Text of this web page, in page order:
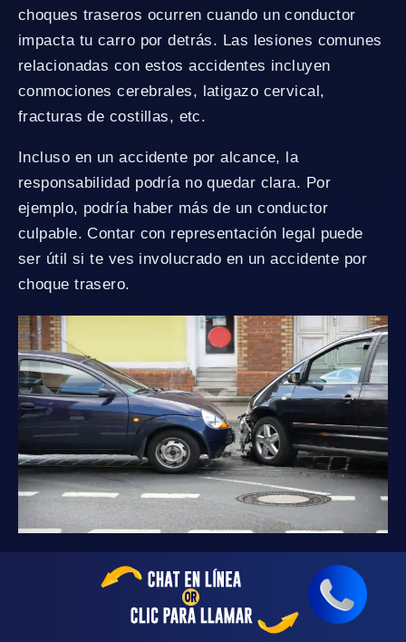
choques traseros ocurren cuando un conductor
impacta tu carro por detrás. Las lesiones comunes
relacionadas con estos accidentes incluyen
conmociones cerebrales, latigazo cervical,
fracturas de costillas, etc.
Incluso en un accidente por alcance, la
responsabilidad podría no quedar clara. Por
ejemplo, podría haber más de un conductor
culpable. Contar con representación legal puede
ser útil si te ves involucrado en un accidente por
choque trasero.
Choques Frontales
Los choques frontales suelen ser causados por
conducción distraída o negligente, incluida la